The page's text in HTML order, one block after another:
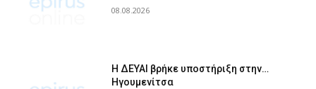
08.08.2026
Η ΔΕΥΑΙ βρήκε υποστήριξη στην…
Ηγουμενίτσα